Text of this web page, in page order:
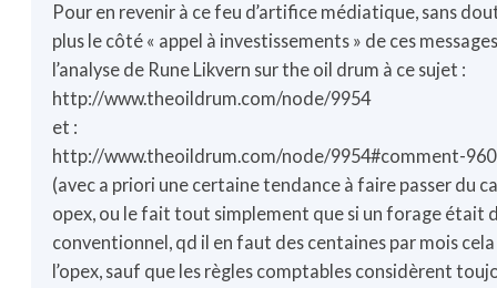
Pour en revenir à ce feu d’artifice médiatique, sans
plus le côté « appel à investissements » de ces
l’analyse de Rune Likvern sur the oil drum à ce sujet :
http://www.theoildrum.com/node/9954
et :
http://www.theoildrum.com/node/9954#comment-
(avec a priori une certaine tendance à faire passer du
opex, ou le fait tout simplement que si un forage était
conventionnel, qd il en faut des centaines par mois
l’opex, sauf que les règles comptables considèrent